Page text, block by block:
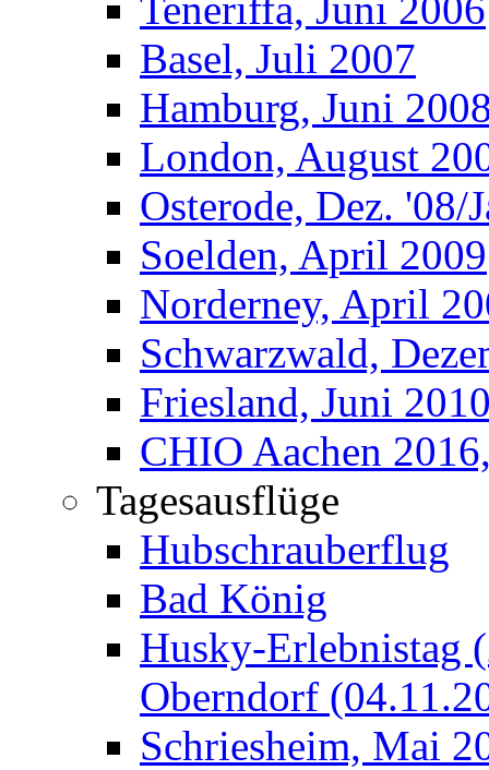
Basel, Juli 2007
Hamburg, Juni
London, August
Osterode, Dez. '08/
Soelden, April 2009
Norderney, April
Schwarzwald,
Friesland, Juni
CHIO Aachen
Tagesausflüge
Hubschrauberflug
Bad König
Husky-Erlebnistag
Oberndorf
Schriesheim, Mai